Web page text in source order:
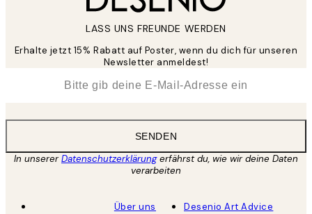
LASS UNS FREUNDE WERDEN
Erhalte jetzt 15% Rabatt auf Poster, wenn du dich für unseren
Newsletter anmeldest!
SENDEN
In unsererDatenschutzerklärungerfährst du, wie wir deine Daten
verarbeiten
Über uns
Desenio Art Advice